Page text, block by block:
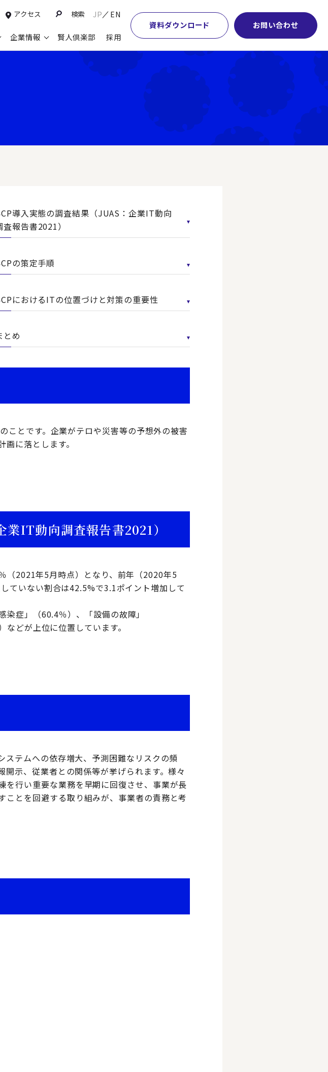
アクセス 検索 JP EN
企業情報 賢人倶楽部 採用
資料ダウンロード お問い合わせ
本社・間接業務改革
サプライチェーンマネジメント
物流改革
ヒューマンリソースマネジメント
ビジネスプロセスアウトソーシング
営業・マーケティング
設計・開発・生産・調達
【特集】会計システム刷新
【特集】FP＆Aへの旅
・コンサルティングの特徴
学術顧問紹介
DE&I推進の取り組み
グループ会社
グローバルネットワーク
パートナーシップ
導入実態の調査結果（JUAS：企業IT動向
査報告書2021）
の策定手順
におけるITの位置づけと対策の重要性
とめ
とです。企業がテロや災害等の予想外の被害
に落とします。
IT動向調査報告書2021）
（2021年5月時点）となり、前年（2020年5
ていない割合は42.5%で3.1ポイント増加して
症」（60.4％）、「設備の故障」
どが上位に位置しています。
ステムへの依存増大、予測困難なリスクの頻
示、従業者との関係等が挙げられます。様々
を行い重要な業務を早期に回復させ、事業が長
とを回避する取り組みが、事業者の責務と考